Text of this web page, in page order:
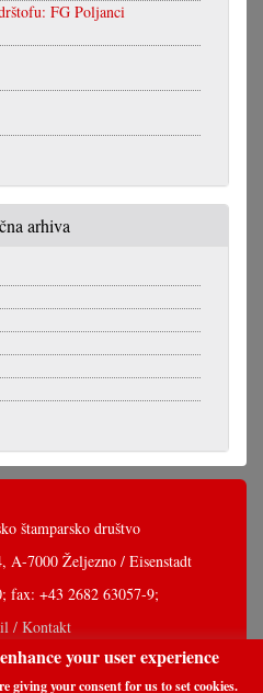
FG Poljanci
arhiva
štamparsko društvo
A-7000 Željezno / Eisenstadt
fax: +43 2682 63057-9;
/ Kontakt
your user experience
giving your consent for us to set cookies.